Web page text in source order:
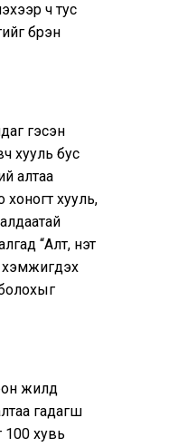
ч тус
бүрэн
гэсэн
хууль бус
алтаа
хууль,
“Алт, үнэт
хэмжигдэх
жилд
гадагш
100 хувь